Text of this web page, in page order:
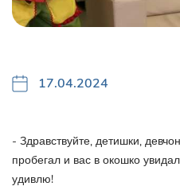
17.04.2024
- Здравствуйте, детишки,
пробегал и вас в окошко
удивлю!